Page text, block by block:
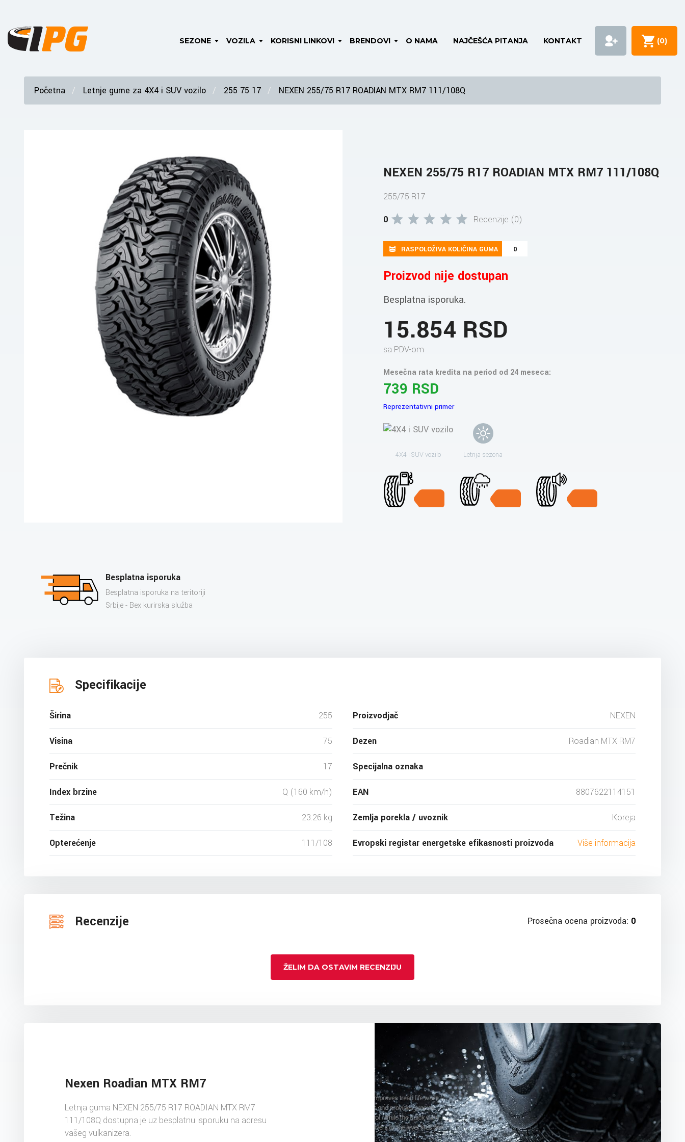
SEZONE VOZILA KORISNI LINKOVI BRENDOVI O NAMA NAJČEŠĆA PITANJA KONTAKT (0)
Početna Letnje gume za 4X4 i SUV vozilo 255 75 17 NEXEN 255/75 R17 ROADIAN MTX RM7 111/108Q
NEXEN 255/75 R17 ROADIAN MTX RM7 111/108Q
255/75 R17
0
Recenzije (0)
RASPOLOŽIVA KOLIČINA GUMA 0
Proizvod nije dostupan
Besplatna isporuka.
15.854 RSD
sa PDV-om
Mesečna rata kredita na period od 24 meseca:
739 RSD
Reprezentativni primer
4X4 i SUV vozilo Letnja sezona
Besplatna isporuka
Besplatna isporuka na teritoriji
Srbije - Bex kurirska služba
Specifikacije
Širina 255
Visina 75
Prečnik 17
Index brzine Q (160 km/h)
Težina 23.26 kg
Opterećenje 111/108
Proizvodjač NEXEN
Dezen Roadian MTX RM7
Specijalna oznaka
EAN 8807622114151
Zemlja porekla / uvoznik Koreja
Evropski registar energetske efikasnosti proizvoda Više informacija
Recenzije Prosečna ocena proizvoda: 0
ŽELIM DA OSTAVIM RECENZIJU
Nexen Roadian MTX RM7
Letnja guma NEXEN 255/75 R17 ROADIAN MTX RM7
111/108Q dostupna je uz besplatnu isporuku na adresu
vašeg vulkanizera.